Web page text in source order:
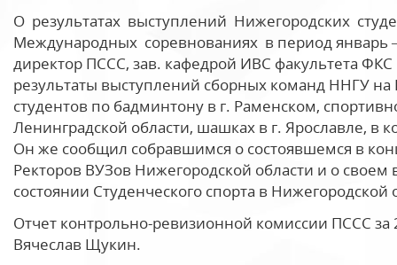
О результатах выступлений Нижегородских
Международных соревнованиях в период январь
директор ПССС, зав. кафедрой ИВС факультета
результаты выступлений сборных команд ННГУ на
студентов по бадминтону в г. Раменском,
Ленинградской области, шашках в г. Ярославле, в
Он же сообщил собравшимся о состоявшемся в
Ректоров ВУЗов Нижегородской области и о
состоянии Студенческого спорта в Нижегородской
Отчет контрольно-ревизионной комиссии ПССС за
Вячеслав Щукин.